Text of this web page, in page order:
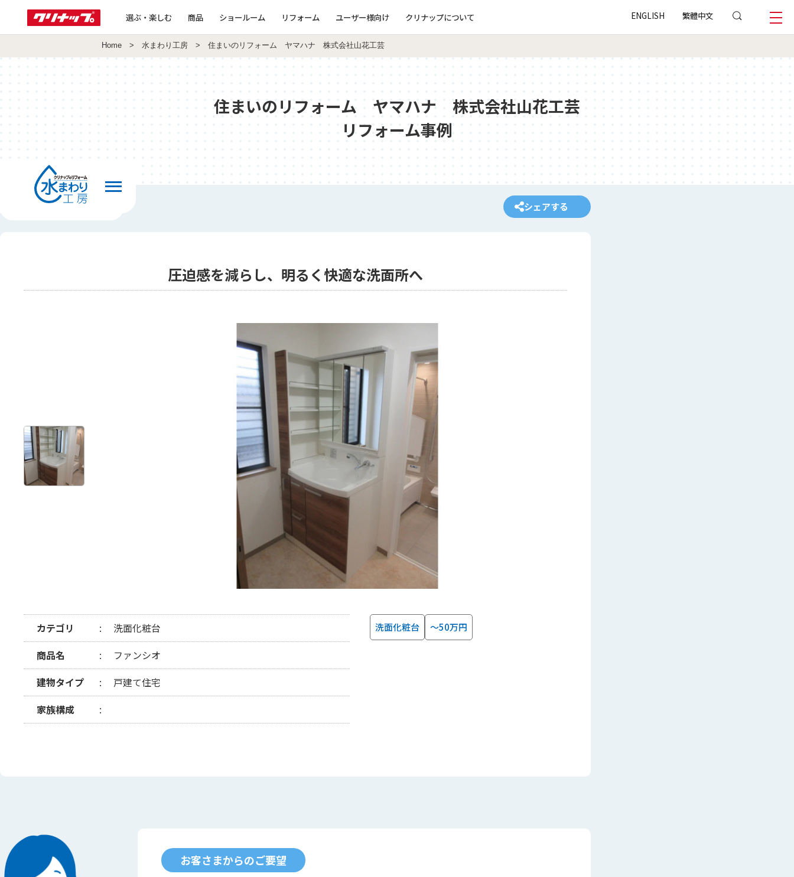
選ぶ・楽しむ 商品 ショールーム リフォーム ユーザー様向け クリナップについて ENGLISH 繁體中文
Home > 水まわり工房 > 住まいのリフォーム ヤマハナ 株式会社山花工芸
住まいのリフォーム ヤマハナ 株式会社山花工芸
リフォーム事例
前の画面へ戻る シェアする
圧迫感を減らし、明るく快適な洗面所へ
カテゴリ
洗面化粧台
商品名
ファンシオ
建物タイプ
戸建て住宅
家族構成
洗面化粧台 ～50万円
お客さまからのご要望